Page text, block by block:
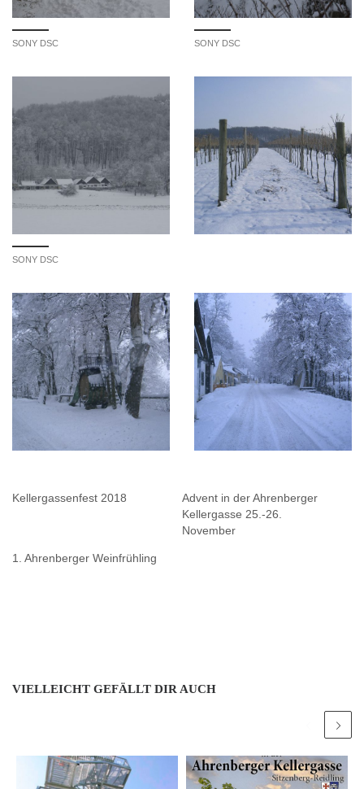
SONY DSC SONY DSC
SONY DSC
Kellergassenfest 2018
Advent in der Ahrenberger
Kellergasse 25.-26.
November
1. Ahrenberger Weinfrühling
VIELLEICHT GEFÄLLT DIR AUCH